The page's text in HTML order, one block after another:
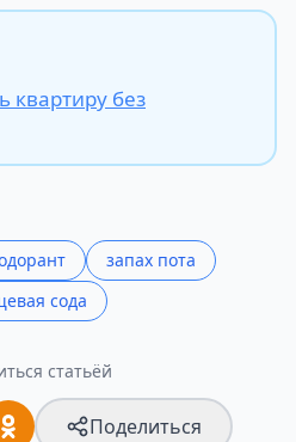
квартиру без
запах пота
сода
статьёй
Поделиться